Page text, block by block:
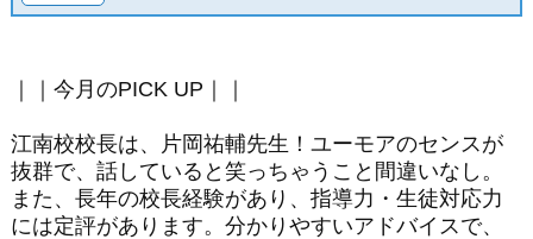
｜｜今月のPICK UP｜｜
江南校校長は、片岡祐輔先生！ユーモアのセンスが
抜群で、話していると笑っちゃうこと間違いなし。
また、長年の校長経験があり、指導力・生徒対応力
には定評があります。分かりやすいアドバイスで、